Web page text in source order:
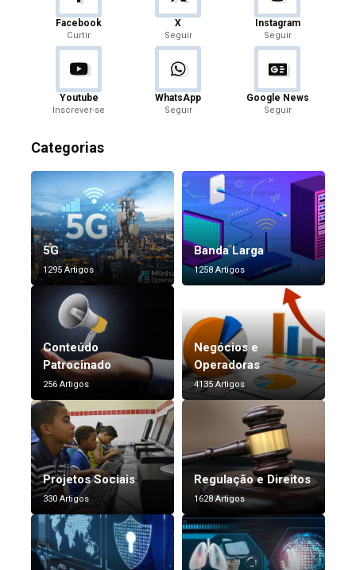
Facebook
Curtir
X
Seguir
Instagram
Seguir
Youtube
Inscrever-se
WhatsApp
Seguir
Google News
Seguir
Categorias
5G
1295 Artigos
Banda Larga
1258 Artigos
Conteúdo
Patrocinado
256 Artigos
Negócios e
Operadoras
4135 Artigos
Projetos Sociais
330 Artigos
Regulação e Direitos
1628 Artigos